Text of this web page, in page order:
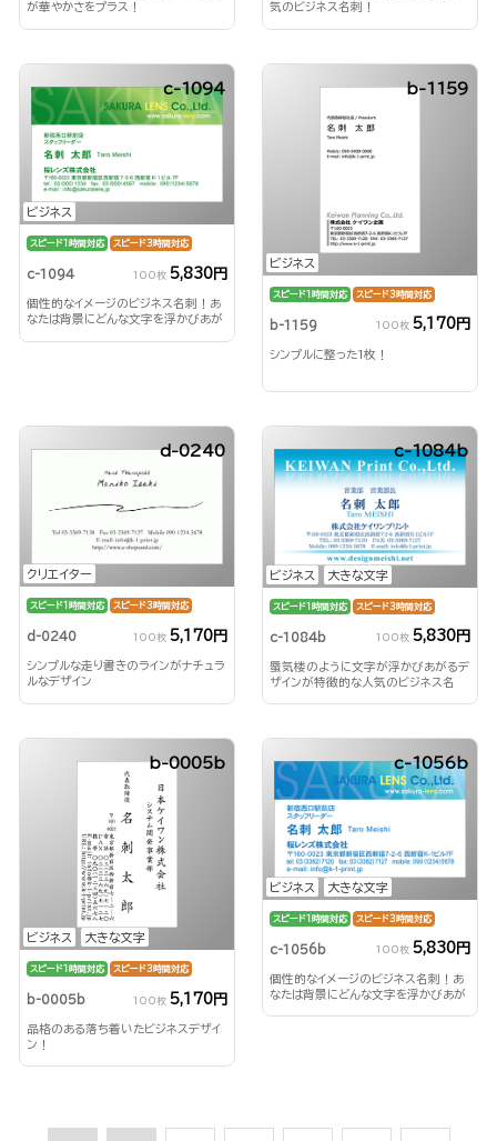
が華やかさをプラス！
気のビジネス名刺！
ビジネス
c-1094
スピード1時間対応 スピード3時間対応
c-1094 100枚 5,830円
個性的なイメージのビジネス名刺！あ
なたは背景にどんな文字を浮かびあが
ビジネス
b-1159
スピード1時間対応 スピード3時間対応
b-1159 100枚 5,170円
シンプルに整った1枚！
クリエイター
d-0240
スピード1時間対応 スピード3時間対応
d-0240 100枚 5,170円
シンプルな走り書きのラインがナチュラ
ルなデザイン
ビジネス 大きな文字
c-1084b
スピード1時間対応 スピード3時間対応
c-1084b 100枚 5,830円
蜃気楼のように文字が浮かびあがるデ
ザインが特徴的な人気のビジネス名
ビジネス 大きな文字
b-0005b
スピード1時間対応 スピード3時間対応
b-0005b 100枚 5,170円
品格のある落ち着いたビジネスデザイ
ン！
ビジネス 大きな文字
c-1056b
スピード1時間対応 スピード3時間対応
c-1056b 100枚 5,830円
個性的なイメージのビジネス名刺！あ
なたは背景にどんな文字を浮かびあが